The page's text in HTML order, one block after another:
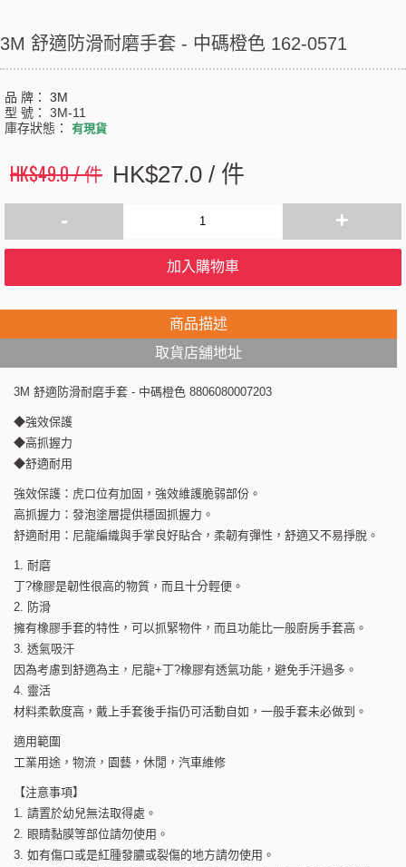
3M 舒適防滑耐磨手套 - 中碼橙色 162-0571
品 牌： 3M
型 號： 3M-11
庫存狀態： 有現貨
HK$49.0 / 件 HK$27.0 / 件
- +
加入購物車
商品描述
取貨店舖地址
3M 舒適防滑耐磨手套 - 中碼橙色 8806080007203
◆強效保護
◆高抓握力
◆舒適耐用
強效保護：虎口位有加固，強效維護脆弱部份。
高抓握力：發泡塗層提供穩固抓握力。
舒適耐用：尼龍編織與手掌良好貼合，柔韌有彈性，舒適又不易掙脫。
1. 耐磨
丁?橡膠是韌性很高的物質，而且十分輕便。
2. 防滑
擁有橡膠手套的特性，可以抓緊物件，而且功能比一般廚房手套高。
3. 透氣吸汗
因為考慮到舒適為主，尼龍+丁?橡膠有透氣功能，避免手汗過多。
4. 靈活
材料柔軟度高，戴上手套後手指仍可活動自如，一般手套未必做到。
適用範圍
工業用途，物流，園藝，休閒，汽車維修
【注意事項】
1. 請置於幼兒無法取得處。
2. 眼睛黏膜等部位請勿使用。
3. 如有傷口或是紅腫發膿或裂傷的地方請勿使用。